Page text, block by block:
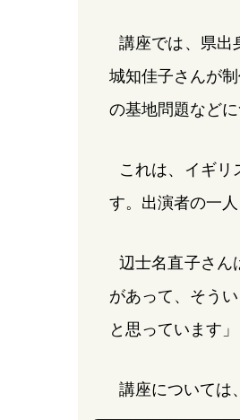
講座では、県出
城知佳子さんが
の基地問題などに
これは、イギ
す。出演者の一
辺士名直子さん
があって、そう
と思っています
講座については